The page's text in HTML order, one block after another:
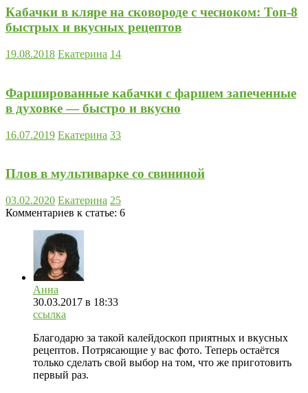
Кабачки в кляре на сковороде с чесноком: Топ-8
быстрых и вкусных рецептов
19.08.2018 Екатерина 14
Фаршированные кабачки с фаршем запеченные
в духовке — быстро и вкусно
16.07.2019 Екатерина 33
Плов в мультиварке со свининой
03.02.2020 Екатерина 25
Комментариев к статье: 6
Анна
30.03.2017 в 18:33
ссылка
Благодарю за такой калейдоскоп приятных и вкусных
рецептов. Потрясающие у вас фото. Теперь остаётся
только сделать свой выбор на том, что же приготовить
первый раз.